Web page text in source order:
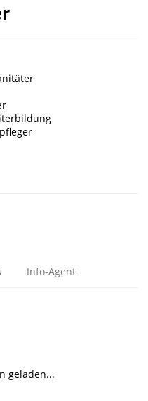
Info-Agent
geladen...